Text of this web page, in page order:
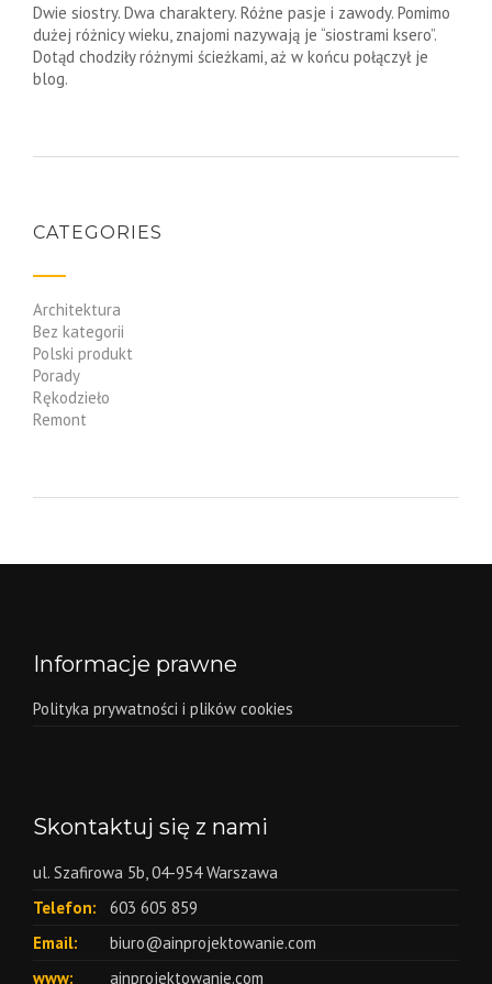
Dwie siostry. Dwa charaktery. Różne pasje i zawody. Pomimo
dużej różnicy wieku, znajomi nazywają je “siostrami ksero”.
Dotąd chodziły różnymi ścieżkami, aż w końcu połączył je
blog.
CATEGORIES
Architektura
Bez kategorii
Polski produkt
Porady
Rękodzieło
Remont
Informacje prawne
Polityka prywatności i plików cookies
Skontaktuj się z nami
ul. Szafirowa 5b, 04-954 Warszawa
Telefon:
603 605 859
Email:
biuro@ainprojektowanie.com
www:
ainprojektowanie.com